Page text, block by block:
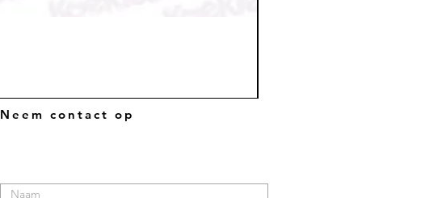
Neem contact op